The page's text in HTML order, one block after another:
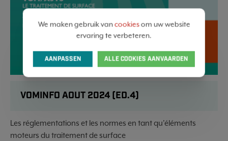
VOMINFO AOUT 2024 (ED.4)
Les réglementations et les normes en tant qu'éléments
moteurs du traitement de surface
We maken gebruik vancookiesom uw website
ervaring te verbeteren.
AANPASSEN ALLE COOKIES AANVAARDEN